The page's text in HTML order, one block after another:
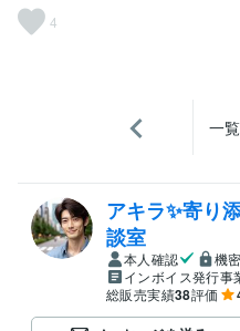
4
一
アキラ✨寄り
談室
本人確認
機
インボイス発行事
総販売実績38評価